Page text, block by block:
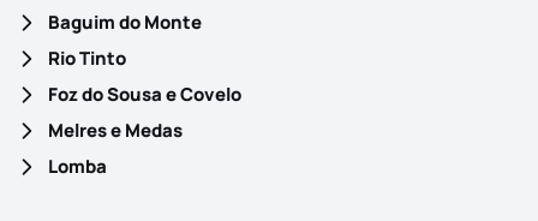
Baguim do Monte
Rio Tinto
Foz do Sousa e Covelo
Melres e Medas
Lomba